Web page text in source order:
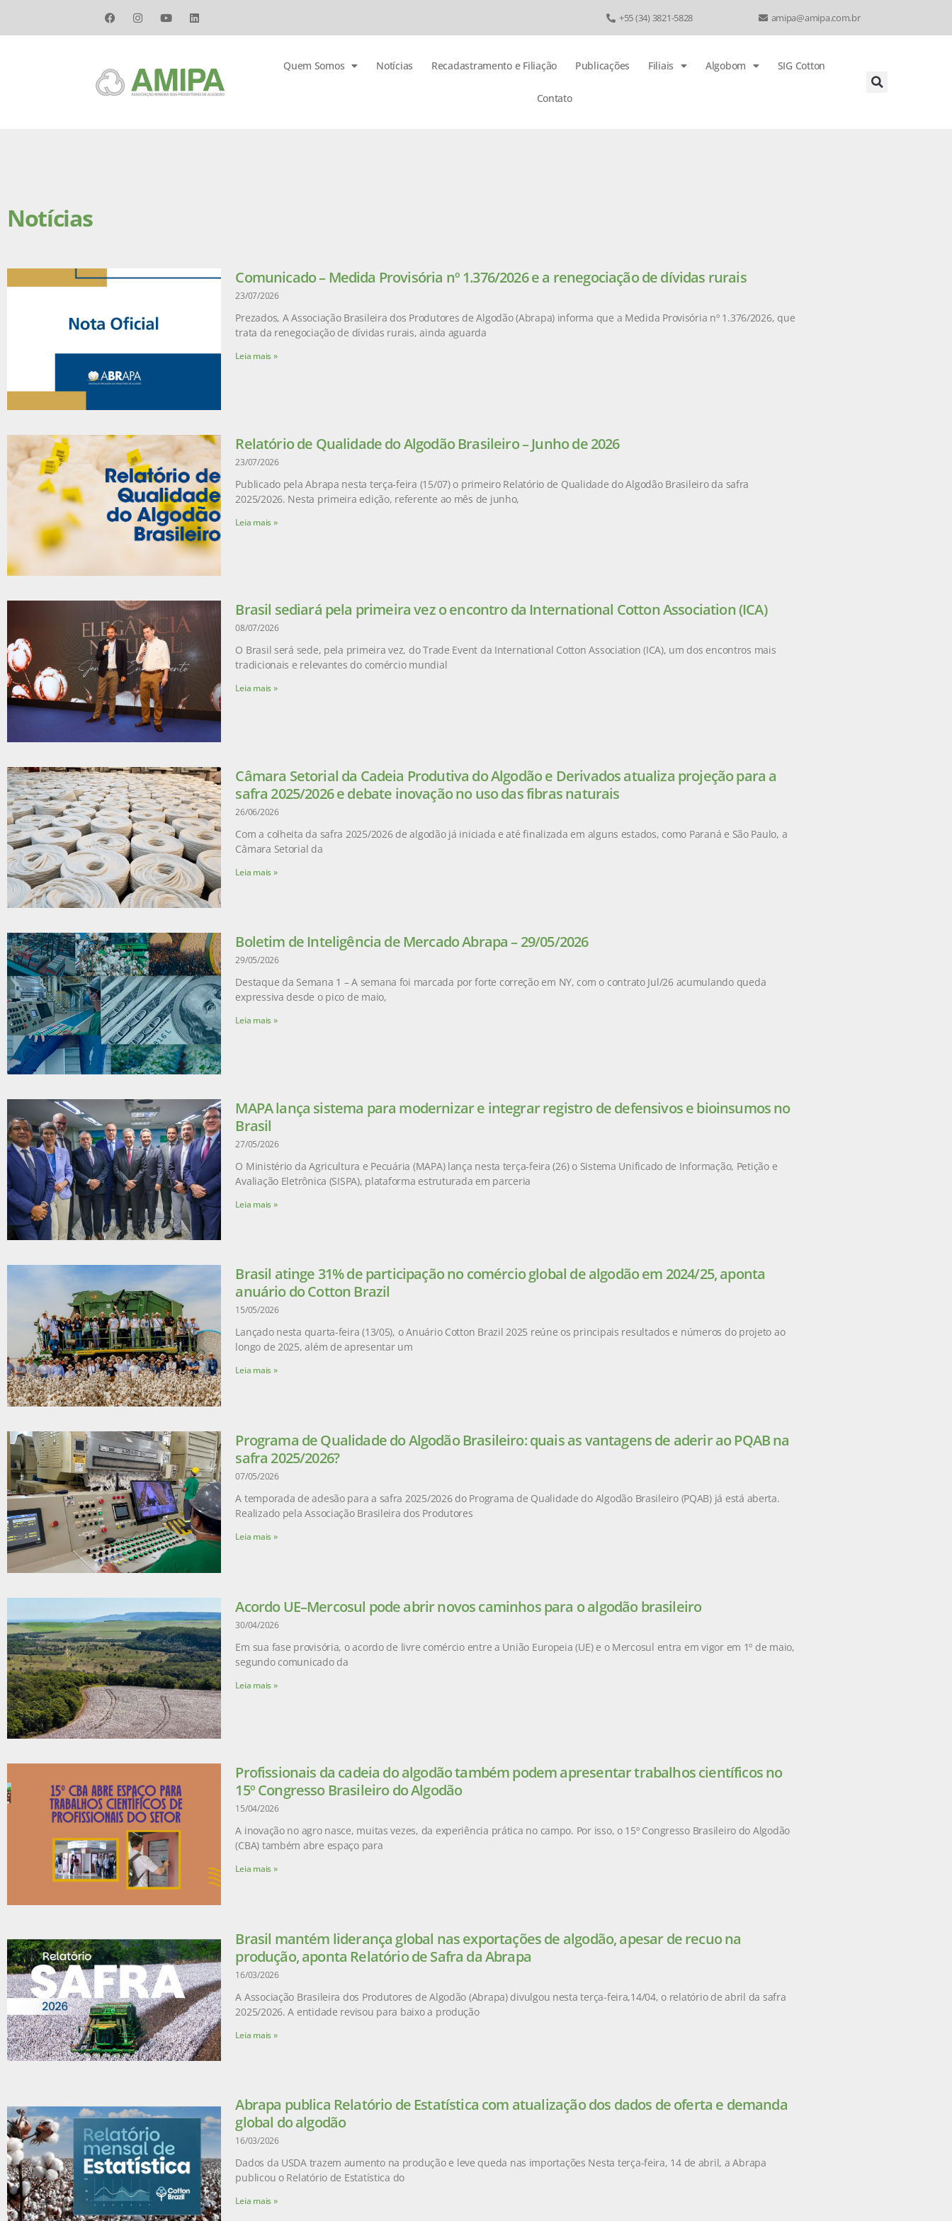
+55 (34) 3821-5828 amipa@amipa.com.br
Quem Somos Notícias Recadastramento e Filiação Publicações Filiais Algobom SIG Cotton
Contato
Notícias
Comunicado – Medida Provisória nº 1.376/2026 e a renegociação de dívidas rurais
23/07/2026
Prezados, A Associação Brasileira dos Produtores de Algodão (Abrapa) informa que a Medida Provisória nº 1.376/2026, que
trata da renegociação de dívidas rurais, ainda aguarda
Leia mais »
Relatório de Qualidade do Algodão Brasileiro – Junho de 2026
23/07/2026
Publicado pela Abrapa nesta terça-feira (15/07) o primeiro Relatório de Qualidade do Algodão Brasileiro da safra
2025/2026. Nesta primeira edição, referente ao mês de junho,
Leia mais »
Brasil sediará pela primeira vez o encontro da International Cotton Association (ICA)
08/07/2026
O Brasil será sede, pela primeira vez, do Trade Event da International Cotton Association (ICA), um dos encontros mais
tradicionais e relevantes do comércio mundial
Leia mais »
Câmara Setorial da Cadeia Produtiva do Algodão e Derivados atualiza projeção para a
safra 2025/2026 e debate inovação no uso das fibras naturais
26/06/2026
Com a colheita da safra 2025/2026 de algodão já iniciada e até finalizada em alguns estados, como Paraná e São Paulo, a
Câmara Setorial da
Leia mais »
Boletim de Inteligência de Mercado Abrapa – 29/05/2026
29/05/2026
Destaque da Semana 1 – A semana foi marcada por forte correção em NY, com o contrato Jul/26 acumulando queda
expressiva desde o pico de maio,
Leia mais »
MAPA lança sistema para modernizar e integrar registro de defensivos e bioinsumos no
Brasil
27/05/2026
O Ministério da Agricultura e Pecuária (MAPA) lança nesta terça-feira (26) o Sistema Unificado de Informação, Petição e
Avaliação Eletrônica (SISPA), plataforma estruturada em parceria
Leia mais »
Brasil atinge 31% de participação no comércio global de algodão em 2024/25, aponta
anuário do Cotton Brazil
15/05/2026
Lançado nesta quarta-feira (13/05), o Anuário Cotton Brazil 2025 reúne os principais resultados e números do projeto ao
longo de 2025, além de apresentar um
Leia mais »
Programa de Qualidade do Algodão Brasileiro: quais as vantagens de aderir ao PQAB na
safra 2025/2026?
07/05/2026
A temporada de adesão para a safra 2025/2026 do Programa de Qualidade do Algodão Brasileiro (PQAB) já está aberta.
Realizado pela Associação Brasileira dos Produtores
Leia mais »
Acordo UE–Mercosul pode abrir novos caminhos para o algodão brasileiro
30/04/2026
Em sua fase provisória, o acordo de livre comércio entre a União Europeia (UE) e o Mercosul entra em vigor em 1º de maio,
segundo comunicado da
Leia mais »
Profissionais da cadeia do algodão também podem apresentar trabalhos científicos no
15º Congresso Brasileiro do Algodão
15/04/2026
A inovação no agro nasce, muitas vezes, da experiência prática no campo. Por isso, o 15º Congresso Brasileiro do Algodão
(CBA) também abre espaço para
Leia mais »
Brasil mantém liderança global nas exportações de algodão, apesar de recuo na
produção, aponta Relatório de Safra da Abrapa
16/03/2026
A Associação Brasileira dos Produtores de Algodão (Abrapa) divulgou nesta terça-feira,14/04, o relatório de abril da safra
2025/2026. A entidade revisou para baixo a produção
Leia mais »
Abrapa publica Relatório de Estatística com atualização dos dados de oferta e demanda
global do algodão
16/03/2026
Dados da USDA trazem aumento na produção e leve queda nas importações Nesta terça-feira, 14 de abril, a Abrapa
publicou o Relatório de Estatística do
Leia mais »